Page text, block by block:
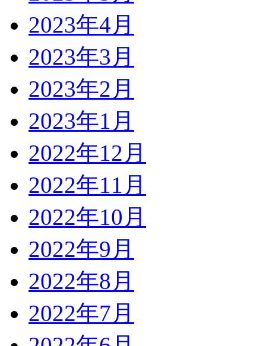
2023年4月
2023年3月
2023年2月
2023年1月
2022年12月
2022年11月
2022年10月
2022年9月
2022年8月
2022年7月